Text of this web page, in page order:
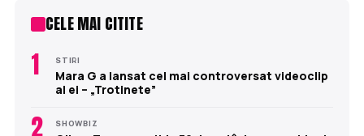
CELE MAI CITITE
1 STIRI
Mara G a lansat cel mai controversat videoclip
al ei – „Trotinete”
2 SHOWBIZ